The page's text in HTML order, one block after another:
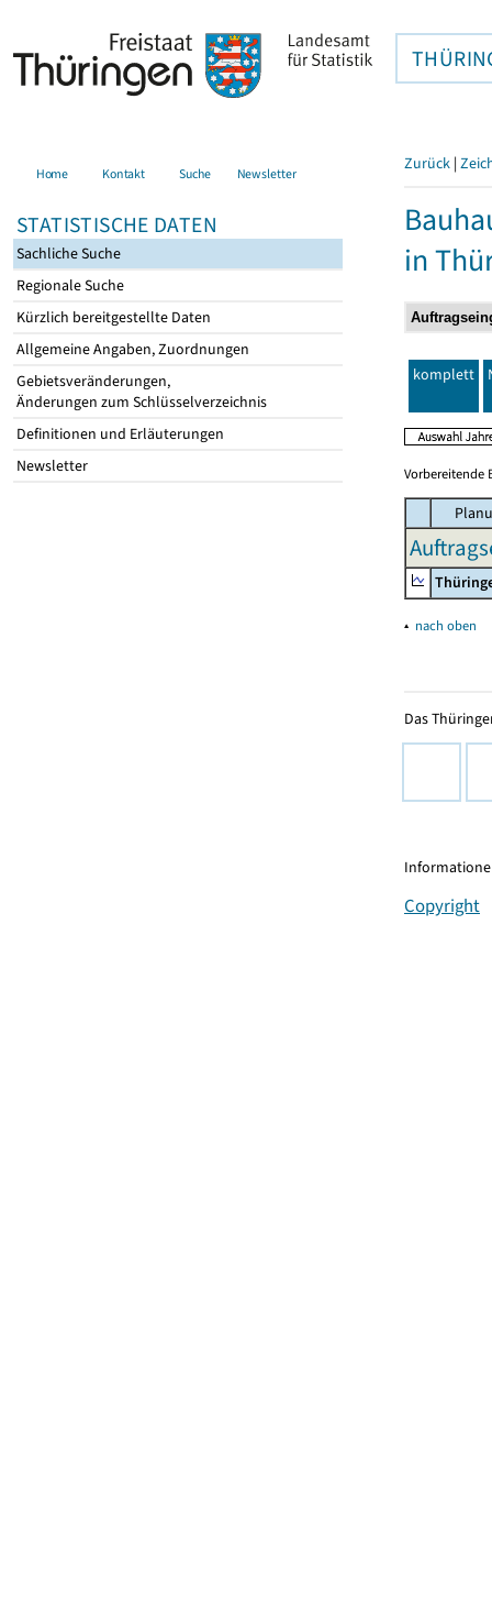
Home Kontakt Suche Newsletter
STATISTISCHE DATEN
Sachliche Suche
Regionale Suche
Kürzlich bereitgestellte Daten
Allgemeine Angaben, Zuordnungen
Gebietsveränderungen,
Änderungen zum Schlüsselverzeichnis
Definitionen und Erläuterungen
Newsletter
Zurück |
in
komplett
Vorbereitende
▴ nach oben
Das
Copyright